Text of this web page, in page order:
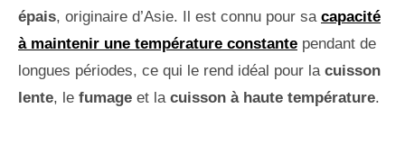
épais, originaire d’Asie. Il est connu pour sa capacité
à maintenir une température constante pendant de
longues périodes, ce qui le rend idéal pour la cuisson
lente, le fumage et la cuisson à haute température.